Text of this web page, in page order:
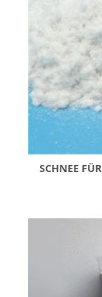
SCHNEE